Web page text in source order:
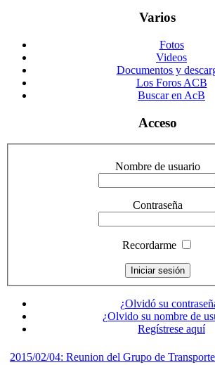
Varios
Fotos
Videos
Documentos y
Los Foros ACB
Buscar en AcB
Acceso
Nombre de usuario
Contraseña
Recordarme
¿Olvidó su
¿Olvido su nombre de
Regístrese aquí
2015/02/04: Reunion del Grupo de